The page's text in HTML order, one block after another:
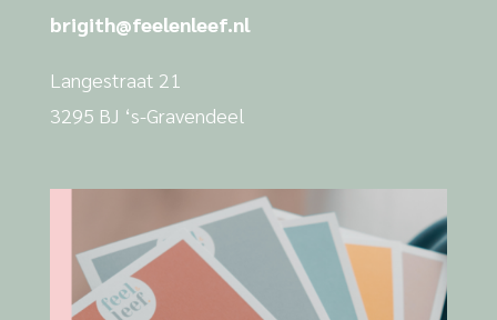
brigith@feelenleef.nl
Langestraat 21
3295 BJ ‘s-Gravendeel